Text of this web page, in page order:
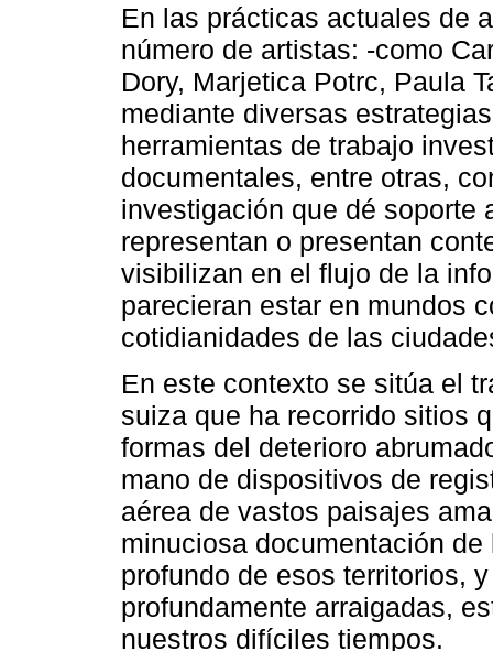
En las prácticas actuales de
número de artistas: -como
Dory, Marjetica Potrc, Paula
mediante diversas
herramientas de trabajo
documentales, entre otras,
investigación que dé soporte
representan o presentan
visibilizan en el flujo de la
parecieran estar en mundos
cotidianidades de las
En este contexto se sitúa el
suiza que ha recorrido sitios
formas del deterioro
mano de dispositivos de
aérea de vastos paisajes
minuciosa documentación
profundo de esos territorios,
profundamente arraigadas,
nuestros difíciles tiempos.